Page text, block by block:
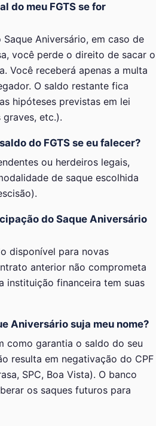
do meu FGTS se for
Aniversário, em caso de
você perde o direito de sacar o
Você receberá apenas a multa
O saldo restante fica
hipóteses previstas em lei
etc.).
do FGTS se eu falecer?
ou herdeiros legais,
de saque escolhida
do Saque Aniversário
disponível para novas
anterior não comprometa
instituição financeira tem suas
Aniversário suja meu nome?
como garantia o saldo do seu
resulta em negativação do CPF
SPC, Boa Vista). O banco
os saques futuros para